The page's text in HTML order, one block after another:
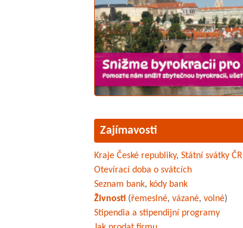
Zajímavosti
Kraje České republiky, Státní svátky ČR
Otevírací doba o svátcích
Seznam bank, kódy bank
Živnosti (řemeslné, vázané, volné)
Stipendia a stipendijní programy